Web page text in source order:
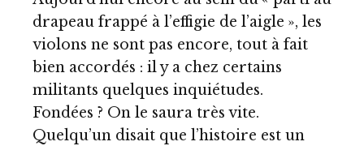
drapeau frappé à l’effigie de l’aigle », les
violons ne sont pas encore, tout à fait
bien accordés : il y a chez certains
militants quelques inquiétudes.
Fondées ? On le saura très vite.
Quelqu’un disait que l’histoire est un